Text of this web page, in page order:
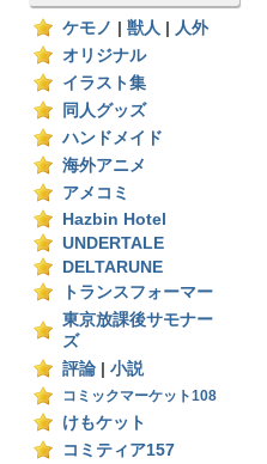
ケモノ 獣人
人外
オリジナル
イラスト集
同人グッズ
ハンドメイド
海外アニメ
アメコミ
Hazbin Hotel
UNDERTALE
DELTARUNE
トランスフォーマー
東京放課後サモナー
ズ
評論
小説
コミックマーケット108
けもケット
コミティア157